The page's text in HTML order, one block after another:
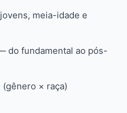
meia-idade e
do fundamental ao pós-
× raça)